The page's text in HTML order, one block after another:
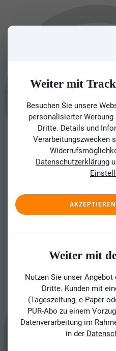
Weiter mit
Besuchen Sie unsere
personalisierter
Dritte. Details und
Verarbeitungszwecken
Datenschutzerklärung
Weiter mit
Nutzen Sie unser
Dritte. Kunden mit
(Tageszeitung, e-Paper
PUR-Abo zu einem
Datenverarbeitung im
in der